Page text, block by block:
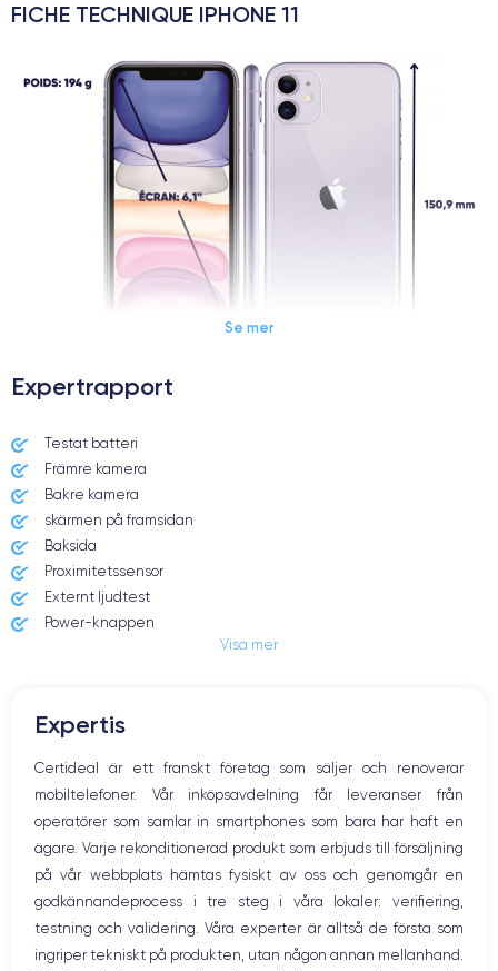
FICHE TECHNIQUE IPHONE 11
Date de sortie
10/09/2019
Dimensions
IPS LCD 6.1 pouces
Apple A13 Bionic 6
Nom GPU
GPU 4 cœurs
Fréq. processeur
2.65 GHz
12 MP 12 MP
Résolution vidéo Recharge rapide
Se mer
Expertrapport
Testat batteri
Främre kamera
Bakre kamera
skärmen på framsidan
Baksida
Proximitetssensor
Externt ljudtest
Power-knappen
Högtalare
Hem-knappen
Bluetooth
WiFi
Nätverk
Vibration
Prise USB
Visa mer
Expertis
Certideal är ett franskt företag som säljer och renoverar
mobiltelefoner. Vår inköpsavdelning får leveranser från
operatörer som samlar in smartphones som bara har haft en
ägare. Varje rekonditionerad produkt som erbjuds till försäljning
på vår webbplats hämtas fysiskt av oss och genomgår en
godkännandeprocess i tre steg i våra lokaler: verifiering,
testning och validering. Våra experter är alltså de första som
ingriper tekniskt på produkten, utan någon annan mellanhand.